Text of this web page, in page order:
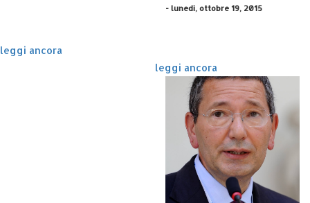
- lunedì, ottobre 19, 2015
leggi ancora
leggi ancora